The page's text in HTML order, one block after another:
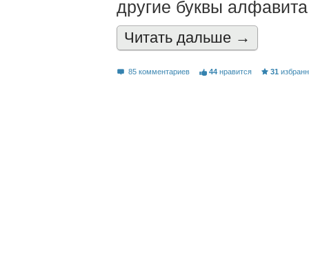
другие буквы
Читать дальшe →
85 комментариев 44 нравится 31